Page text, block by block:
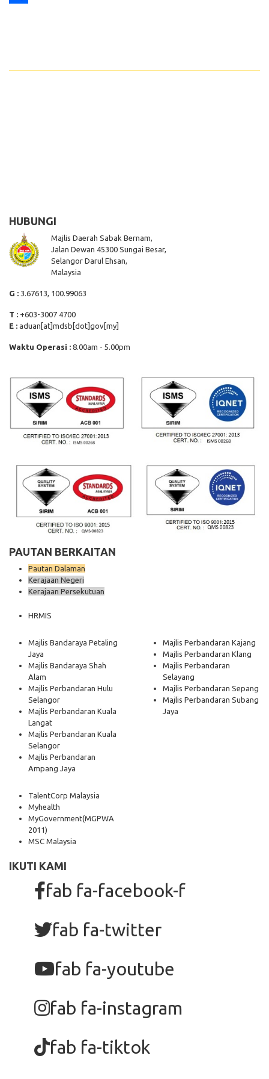
HUBUNGI
Majlis Daerah Sabak Bernam,
Jalan Dewan 45300 Sungai Besar,
Selangor Darul Ehsan,
Malaysia
G : 3.67613, 100.99063
T : +603-3007 4700
E : aduan[at]mdsb[dot]gov[my]
Waktu Operasi : 8.00am - 5.00pm
PAUTAN BERKAITAN
Pautan Dalaman
Kerajaan Negeri
Kerajaan Persekutuan
HRMIS
Majlis Bandaraya Petaling
Jaya
Majlis Bandaraya Shah
Alam
Majlis Perbandaran Hulu
Selangor
Majlis Perbandaran Kuala
Langat
Majlis Perbandaran Kuala
Selangor
Majlis Perbandaran
Ampang Jaya
Majlis Perbandaran Kajang
Majlis Perbandaran Klang
Majlis Perbandaran
Selayang
Majlis Perbandaran Sepang
Majlis Perbandaran Subang
Jaya
TalentCorp Malaysia
Myhealth
MyGovernment(MGPWA
2011)
MSC Malaysia
IKUTI KAMI
fab fa-facebook-f
fab fa-twitter
fab fa-youtube
fab fa-instagram
fab fa-tiktok